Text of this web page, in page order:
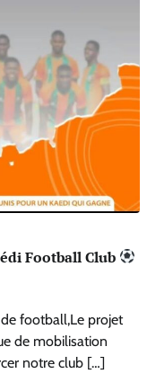
Football Club
football,Le projet
de mobilisation
notre club […]